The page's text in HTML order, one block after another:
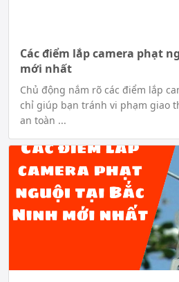
Các điểm lắp camera phạt
mới nhất
Chủ động nắm rõ các điểm lắp
chỉ giúp bạn tránh vi phạm giao
an toàn ...